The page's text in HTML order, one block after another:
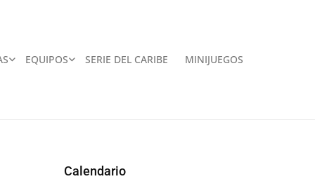
EQUIPOS SERIE DEL CARIBE MINIJUEGOS
Calendario